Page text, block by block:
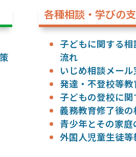
各種相談・学びの
子どもに関する
流れ
いじめ相談メール
発達・不登校等教
子どもの登校に
義務教育修了後の
青少年とその家
外国人児童生徒等